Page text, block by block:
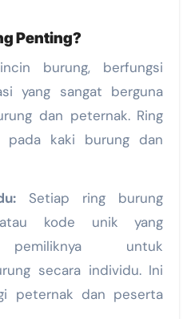
Penting?
burung, berfungsi
yang sangat berguna
dan peternak. Ring
pada kaki burung dan
Setiap ring burung
kode unik yang
pemiliknya untuk
secara individu. Ini
peternak dan peserta